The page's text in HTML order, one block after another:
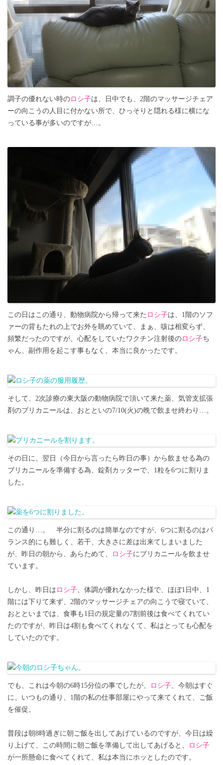
調子の優れない時のロシ子は、日中でも、2階のマッサージチェア
ーの向こうの人目に付かない所で、ひっそりと隠れる様に横にな
っている事が多いのですが…。
この日はこの通り、動物病院から帰って来た ロシ子は、1階のソフ
ァーの背もたれの上でお外を眺めていて、まぁ、咳は相変らず、
頻繁だったのですが、心配をしていたワクチン注射後のロシ子ち
ゃん、副作用を起こす事もなく、本当に良かったです。
そして、2次診療の東大阪の動物病院で頂いて来た薬、気管支拡張
剤のブリカニールは、おとといの7/10(火)の晩で飲ませ終わり…。
その日に、翌日（今日から言ったら昨日の事）から飲ませる為の
ブリカニールを準備する為、錠剤カッターで、1粒を6つに割りま
した。
この通り…。 半分に割るのは簡単なのですが、6つに割るのはバ
ランス的にも難しく、若干、大きさに差は出来てしまいました
が、昨日の朝から、あらためて、
ロシ子にブリカニールを飲ませ
ています。
しかし、昨日は ロシ子、体調が優れなかった様で、ほぼ1日中、1
階には下りて来ず、2階のマッサージチェアの向こうで寝ていて、
おとといまでは、食事も1日の規定量の7割前後は食べてくれてい
たのですが、昨日は4割も食べてくれなくて、私はとっても心配を
していたのです。
でも、これは今朝の6時15分位の事でしたが、 ロシ子、今朝はすぐ
に、いつもの通り、1階の私の仕事部屋にやって来てくれて、ご飯
を催促。
普段は朝8時過ぎに朝ご飯を出してあげているのですが、今日は繰
り上げて、この時間に朝ご飯を準備して出してあげると、
ロシ子
が一所懸命に食べてくれて、私は本当にホッとしたのです。